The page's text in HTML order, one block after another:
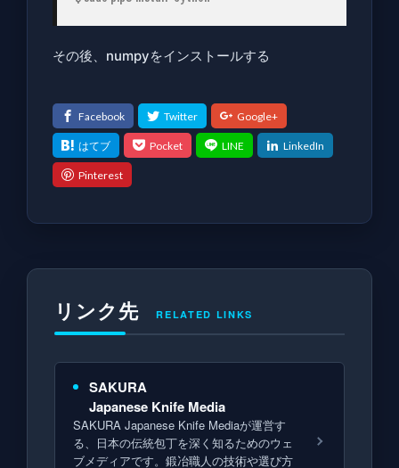
その後、numpyをインストールする
リンク先 RELATED LINKS
SAKURA
Japanese Knife Media
SAKURA Japanese Knife Mediaが運営す
る、日本の伝統包丁を深く知るためのウェ
ブメディアです。鍛冶職人の技術や選び方